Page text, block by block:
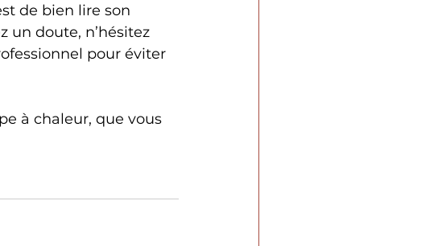
de bien lire son
un doute, n’hésitez
pour éviter
à chaleur, que vous